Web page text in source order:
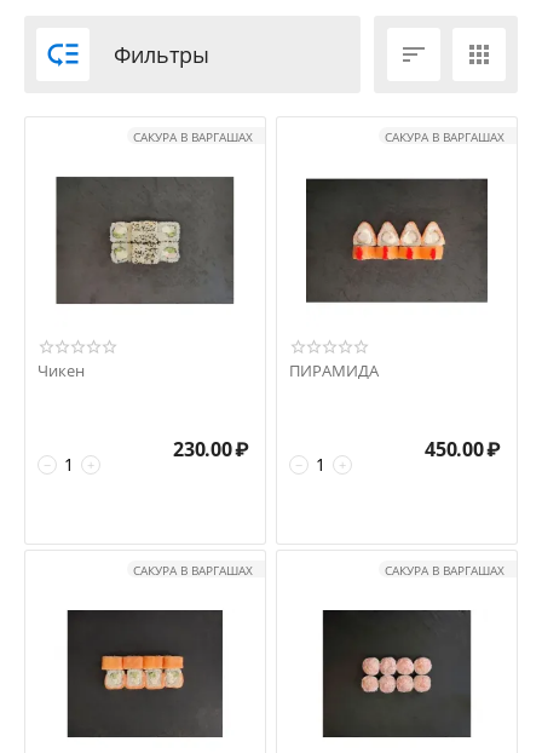
 Фильтры  
САКУРА В ВАРГАШАХ
Чикен
+
−
230.00₽
САКУРА В ВАРГАШАХ
ПИРАМИДА
+
−
450.00₽
САКУРА В ВАРГАШАХ САКУРА В ВАРГАШАХ